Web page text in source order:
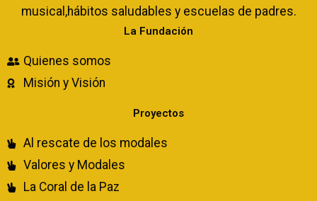
musical,hábitos saludables y escuelas de padres.
La Fundación
Quienes somos
Misión y Visión
Proyectos
Al rescate de los modales
Valores y Modales
La Coral de la Paz